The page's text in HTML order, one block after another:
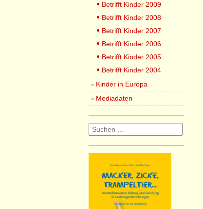
Betrifft Kinder 2009
Betrifft Kinder 2008
Betrifft Kinder 2007
Betrifft Kinder 2006
Betrifft Kinder 2005
Betrifft Kinder 2004
Kinder in Europa
Mediadaten